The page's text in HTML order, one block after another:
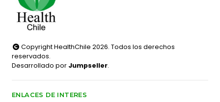
Copyright HealthChile 2026. Todos los derechos
reservados.
Desarrollado por Jumpseller.
ENLACES DE INTERES